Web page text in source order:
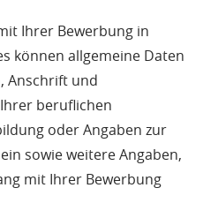
Ihrer Bewerbung in
können allgemeine Daten
Anschrift und
beruflichen
oder Angaben zur
sowie weitere Angaben,
mit Ihrer Bewerbung